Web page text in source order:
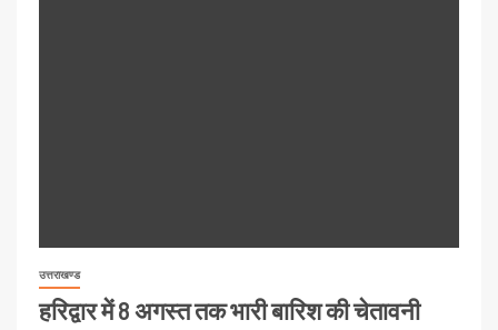
उत्तराखण्ड
हरिद्वार में 8 अगस्त तक भारी बारिश की चेतावनी